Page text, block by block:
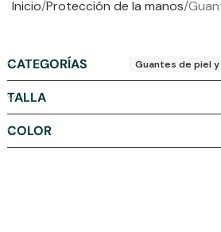
Inicio Protección de la manos
CATEGORÍAS Guantes de piel y
TALLA
COLOR